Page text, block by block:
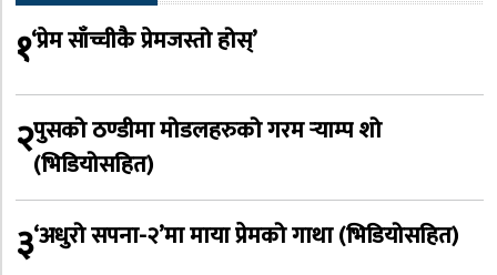
१‘प्रेम साँच्चीकै प्रेमजस्तो होस्’
२पुसको ठण्डीमा मोडलहरुको गरम र्‍याम्प शो
(भिडियोसहित)
३‘अधुरो सपना-२’मा माया प्रेमको गाथा (भिडियोसहित)